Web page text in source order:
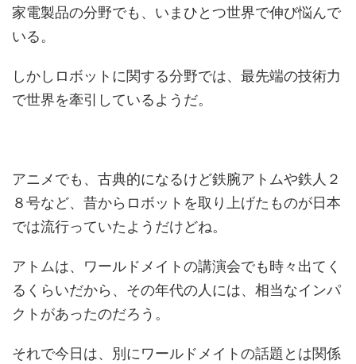
家電製品の分野でも、いまひとつ世界で伸び悩んで
いる。
しかしロボットに関する分野では、最先端の技術力
で世界を牽引しているようだ。
アニメでも、古典的になるけど鉄腕アトムや鉄人２
８号など、昔からロボットを取り上げたものが日本
では流行っていたようだけどね。
アトムは、ワールドメイトの講演会でも時々出てく
るくらいだから、その年代の人には、相当なインパ
クトがあったのだろう。
それで今日は、別にワールドメイトの話題とは関係